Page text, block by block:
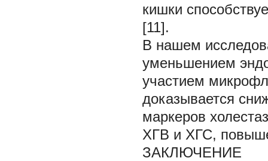
кишки
[11].
В нашем
уменьшением
участием
доказывается
маркеров
ХГВ и ХГС,
ЗАКЛЮЧЕНИЕ